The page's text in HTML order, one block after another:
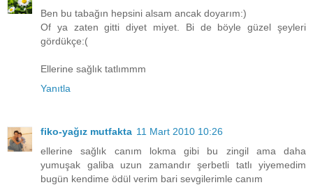
Ben bu tabağın hepsini alsam ancak doyarım:)
Of ya zaten gitti diyet miyet. Bi de böyle güzel şeyleri
gördükçe:(
Ellerine sağlık tatlımmm
Yanıtla
fiko-yağız mutfakta 11 Mart 2010 10:26
ellerine sağlık canım lokma gibi bu zingil ama daha
yumuşak galiba uzun zamandır şerbetli tatlı yiyemedim
bugün kendime ödül verim bari sevgilerimle canım